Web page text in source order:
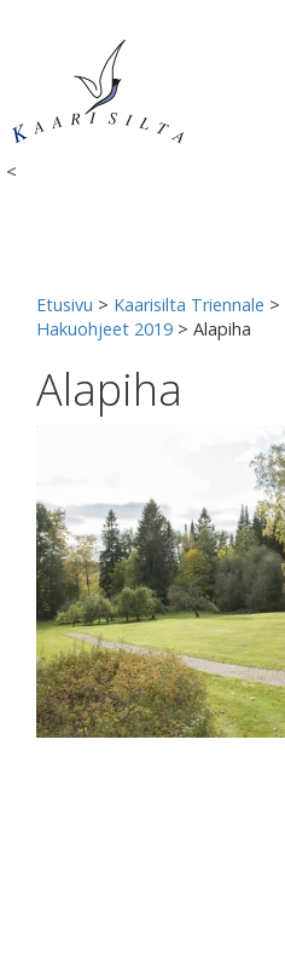
<
Etusivu > Kaarisilta Triennale >
Hakuohjeet 2019 > Alapiha
Alapiha